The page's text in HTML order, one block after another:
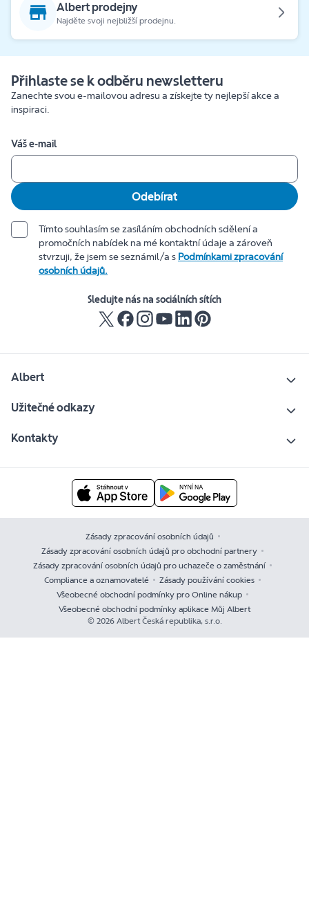
Albert prodejny
Najděte svoji nejbližší prodejnu.
Přihlaste se k odběru newsletteru
Zanechte svou e-mailovou adresu a získejte ty nejlepší akce a
inspiraci.
Váš e-mail
Odebírat
Tímto souhlasím se zasíláním obchodních sdělení a
promočních nabídek na mé kontaktní údaje a zároveň
stvrzuji, že jsem se seznámil/a s Podmínkami zpracování
osobních údajů.
Sledujte nás na sociálních sítích
Albert
Užitečné odkazy
Kontakty
Zásady zpracování osobních údajů
Zásady zpracování osobních údajů pro obchodní partnery
Zásady zpracování osobních údajů pro uchazeče o zaměstnání
Compliance a oznamovatelé
Zásady používání cookies
Všeobecné obchodní podmínky pro Online nákup
Všeobecné obchodní podmínky aplikace Můj Albert
© 2026 Albert Česká republika, s.r.o.